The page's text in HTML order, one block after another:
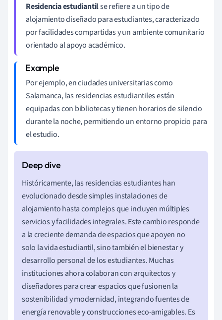
Residencia estudiantilse refiere a un tipo de
alojamiento diseñado para estudiantes, caracterizado
por facilidades compartidas y un ambiente comunitario
orientado al apoyo académico.
Por ejemplo, en ciudades universitarias como
Salamanca, las residencias estudiantiles están
equipadas con bibliotecas y tienen horarios de silencio
durante la noche, permitiendo un entorno propicio para
el estudio.
Históricamente, las residencias estudiantes han
evolucionado desde simples instalaciones de
alojamiento hasta complejos que incluyen múltiples
servicios y facilidades integrales. Este cambio responde
a la creciente demanda de espacios que apoyen no
solo la vida estudiantil, sino también el bienestar y
desarrollo personal de los estudiantes. Muchas
instituciones ahora colaboran con arquitectos y
diseñadores para crear espacios que fusionen la
sostenibilidad y modernidad, integrando fuentes de
energía renovable y construcciones eco-amigables. Es